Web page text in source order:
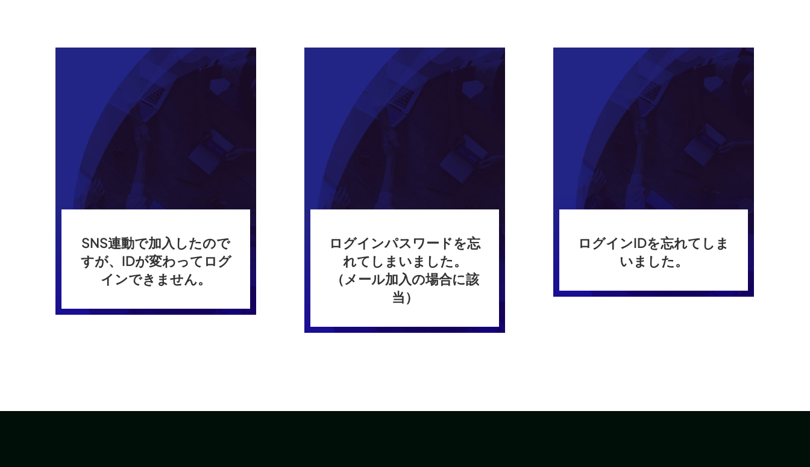
SNS連動で加入したので
すが、IDが変わってログ
インできません。
ログインパスワードを忘
れてしまいました。
（メール加入の場合に該
当）
ログインIDを忘れてしま
いました。